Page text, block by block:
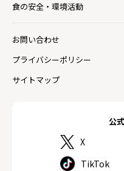
公
X
TikTok
食の安全・環境活動
お問い合わせ
プライバシーポリシー
サイトマップ